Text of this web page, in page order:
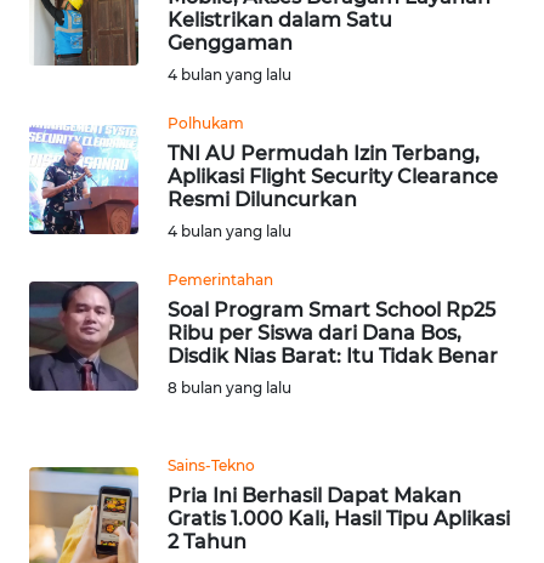
Kelistrikan dalam Satu
Genggaman
4 bulan yang lalu
Polhukam
TNI AU Permudah Izin Terbang,
Aplikasi Flight Security Clearance
Resmi Diluncurkan
4 bulan yang lalu
Pemerintahan
Soal Program Smart School Rp25
Ribu per Siswa dari Dana Bos,
Disdik Nias Barat: Itu Tidak Benar
8 bulan yang lalu
Sains-Tekno
Pria Ini Berhasil Dapat Makan
Gratis 1.000 Kali, Hasil Tipu Aplikasi
2 Tahun
KONTAK
KAMI
INFO
IKLAN
TENTANG
KAMI
PEDOMAN
MEDIA
SIBER
KARIR
DISCLAIMER